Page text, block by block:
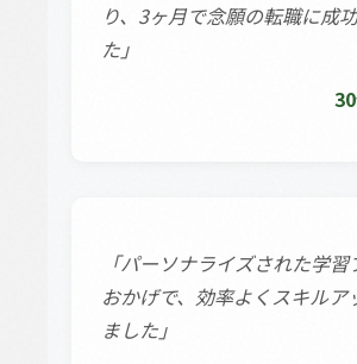
り、3ヶ月で念願の転職に成
た」
「パーソナライズされた学
おかげで、効率よくスキルア
ました」